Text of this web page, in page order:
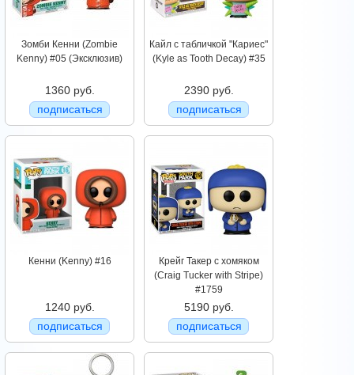
Зомби Кенни (Zombie
Kenny) #05 (Эксклюзив)
1360 руб.
подписаться
Кайл с табличкой "Кариес"
(Kyle as Tooth Decay) #35
2390 руб.
подписаться
Кенни (Kenny) #16
1240 руб.
подписаться
Крейг Такер с хомяком
(Craig Tucker with Stripe)
#1759
5190 руб.
подписаться